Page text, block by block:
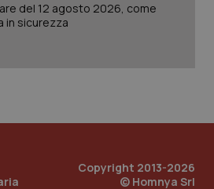
del 12 agosto 2026, come
in sicurezza
Copyright 2013-2026
© Homnya Srl
PHP.net